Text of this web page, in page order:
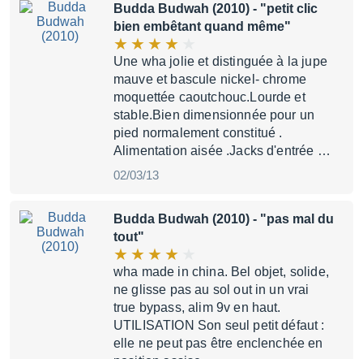
Budda Budwah (2010) - "petit clic
bien embêtant quand même"
Une wha jolie et distinguée à la jupe
mauve et bascule nickel- chrome
moquettée caoutchouc.Lourde et
stable.Bien dimensionnée pour un
pied normalement constitué .
Alimentation aisée .Jacks d'entrée …
02/03/13
Budda Budwah (2010) - "pas mal du
tout"
wha made in china. Bel objet, solide,
ne glisse pas au sol out in un vrai
true bypass, alim 9v en haut.
UTILISATION Son seul petit défaut :
elle ne peut pas être enclenchée en